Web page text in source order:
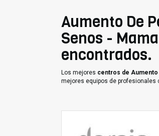
Aumento De
Senos -
encontrados.
Los mejores centros de Aumento
mejores equipos de profesionales